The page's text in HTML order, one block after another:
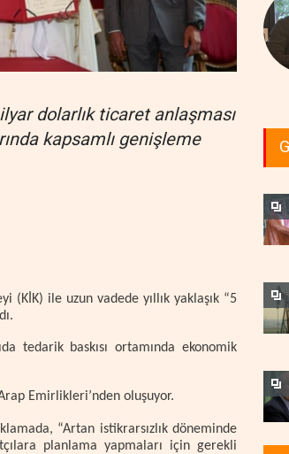
dolarlık ticaret anlaşması
kapsamlı genişleme
(KİK) ile uzun vadede yıllık yaklaşık “5
tedarik baskısı ortamında ekonomik
Emirlikleri’nden oluşuyor.
“Artan istikrarsızlık döneminde
planlama yapmaları için gerekli